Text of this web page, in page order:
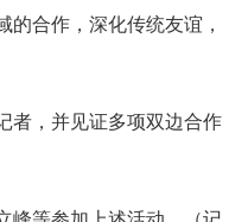
的合作，深化传统友谊，
者，并见证多项双边合作